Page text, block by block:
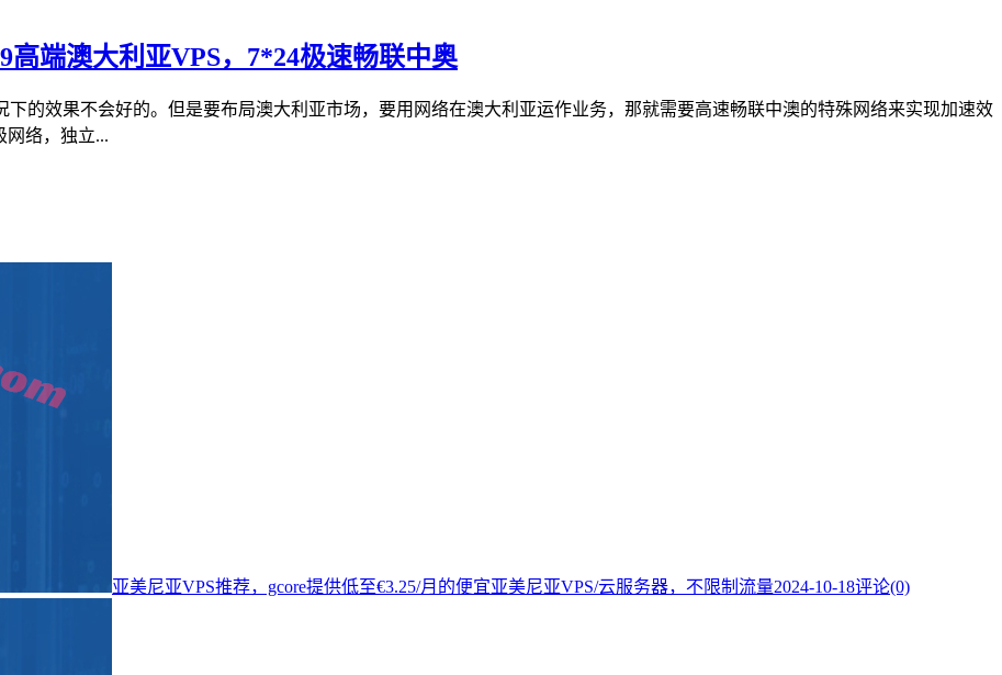
高端澳大利亚VPS，7*24极速畅联中奥
的效果不会好的。但是要布局澳大利亚市场，要用网络在澳大利亚运作业务，那就需要高速畅联中澳的特殊网络来实现加速效
网络，独立...
亚美尼亚VPS推荐，gcore提供低至€3.25/月的便宜亚美尼亚VPS/云服务器，不限制流量2024-10-18评论(0)